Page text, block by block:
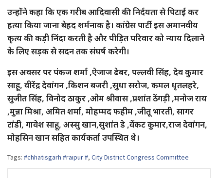
उन्होंने कहा कि एक गरीब आदिवासी की निर्दयता से पिटाई कर
हत्या किया जाना बेहद शर्मनाक है। कांग्रेस पार्टी इस अमानवीय
कृत्य की कड़ी निंदा करती है और पीड़ित परिवार को न्याय दिलाने
के लिए सड़क से सदन तक संघर्ष करेगी।
इस अवसर पर पंकज शर्मा ,ऐजाज ढेबर, पल्लवी सिंह, देव कुमार
साहू, वीरेंद्र देवांगन ,किशन बजरी ,सुधा सरोज, कमल धृतलहरे,
सुजीत सिंह, विनोद ठाकुर ,ओम श्रीवास ,प्रशांत ठेंगड़ी ,मनोज राय
,मुन्ना मिश्रा, अमित शर्मा, मोहम्मद फहीम ,जीतू भारती, सागर
टांडी, गावेश साहू, अस्सु खान,सुशांत डे ,वेंकट कुमार,राज देवांगन,
मोहसिन खान सहित कार्यकर्ता उपस्थित थे।
Tags: #chhatisgarh #raipur #, City District Congress Committee